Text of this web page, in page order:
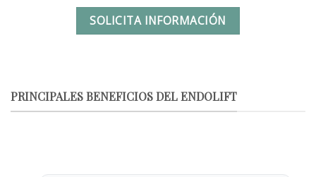
SOLICITA INFORMACIÓN
PRINCIPALES BENEFICIOS DEL ENDOLIFT